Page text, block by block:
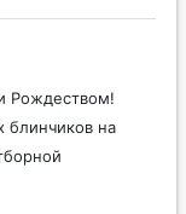
Рождеством!
блинчиков на